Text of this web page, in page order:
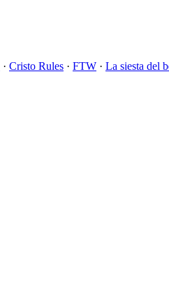
· Cristo Rules · FTW · La siesta del